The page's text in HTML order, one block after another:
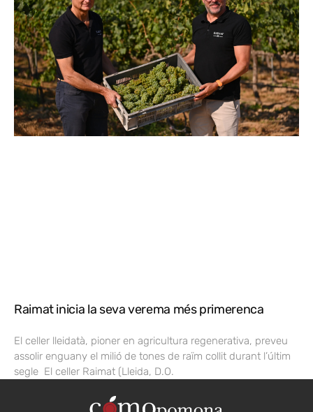
Raimat inicia la seva verema més primerenca
El celler lleidatà, pioner en agricultura regenerativa, preveu
assolir enguany el milió de tones de raïm collit durant l’últim
segle El celler Raimat (Lleida, D.O.